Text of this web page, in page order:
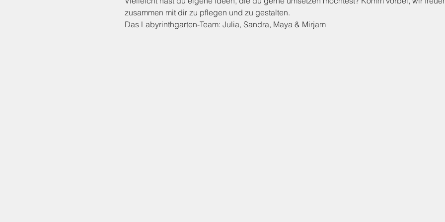
zusammen mit dir zu pflegen und zu gestalten.
Das Labyrinthgarten-Team: Julia, Sandra, Maya & Mirjam